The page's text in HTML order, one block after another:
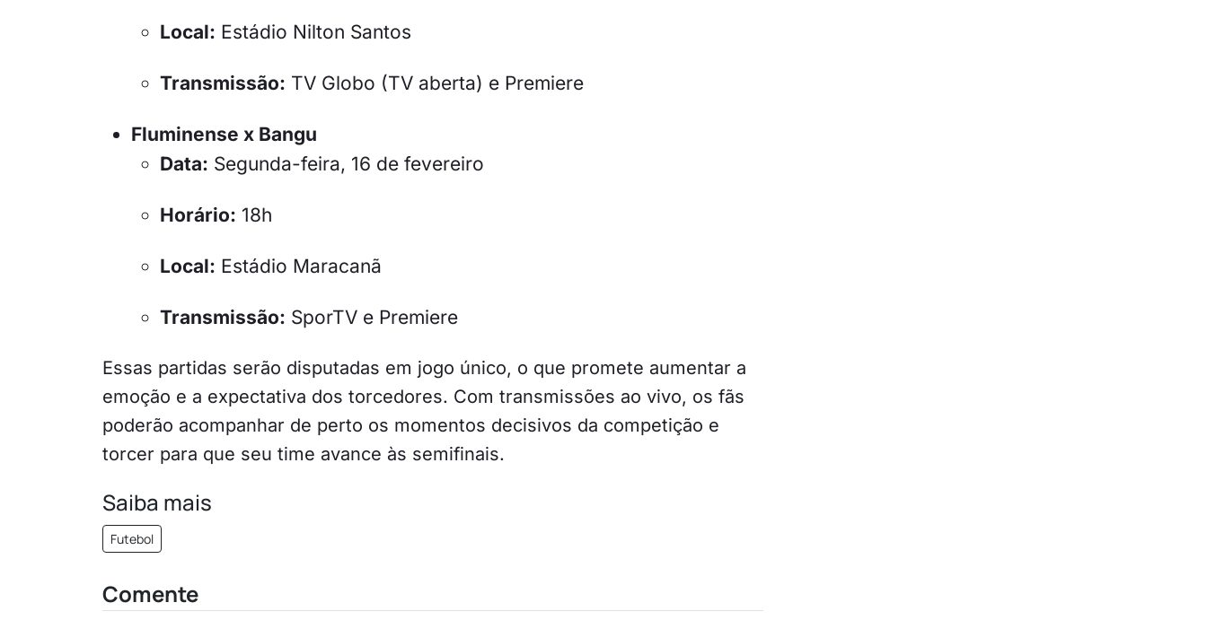
Local: Estádio Nilton Santos
Transmissão: TV Globo (TV aberta) e Premiere
Fluminense x Bangu
Data: Segunda-feira, 16 de fevereiro
Horário: 18h
Local: Estádio Maracanã
Transmissão: SporTV e Premiere
Essas partidas serão disputadas em jogo único, o que promete aumentar a
emoção e a expectativa dos torcedores. Com transmissões ao vivo, os fãs
poderão acompanhar de perto os momentos decisivos da competição e
torcer para que seu time avance às semifinais.
Saiba mais
Futebol
Comente